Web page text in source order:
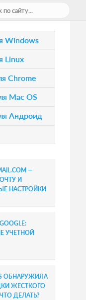
Windows
Linux
Chrome
Mac OS
Андроид
—
И
НАСТРОЙКИ
УЧЕТНОЙ
ОБНАРУЖИЛА
ЖЕСТКОГО
ДЕЛАТЬ?